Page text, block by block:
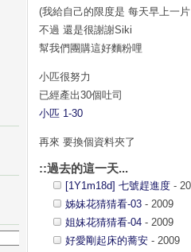
(我給自己的限度是 每天早上一
不過 還是很謝謝Siki
幫我們團購這好麵粉哩
小匹很努力
已經產出30個吐司
小匹 1-30
再來 要換個資料夾了
::過去的這一天...
[1Y1m18d] 七號趕進度 -
姊妹花猜猜看-03 - 2009
姐妹花猜猜看-04 - 2009
好愛剛起床的蕎安 - 2009